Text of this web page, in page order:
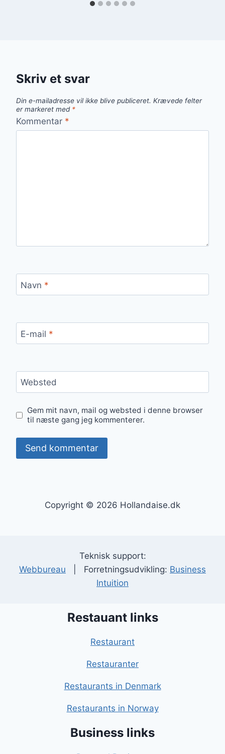
Skriv et svar
Din e-mailadresse vil ikke blive publiceret. Krævede felter
er markeret med *
Kommentar *
Navn *
E-mail *
Websted
Gem mit navn, mail og websted i denne browser
til næste gang jeg kommenterer.
Copyright © 2026 Hollandaise.dk
Teknisk support:
Webbureau | Forretningsudvikling: Business
Intuition
Restauant links
Restaurant
Restauranter
Restaurants in Denmark
Restaurants in Norway
Business links